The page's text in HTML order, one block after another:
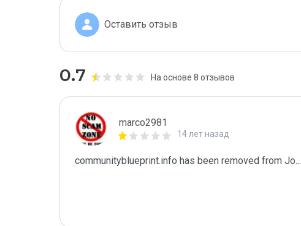
Оставить отзыв
0.7 На основе 8 отзывов
marco2981
14 лет назад
communityblueprint.info has been removed from Jo...